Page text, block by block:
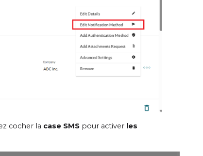
cocher la case SMS pour activer les